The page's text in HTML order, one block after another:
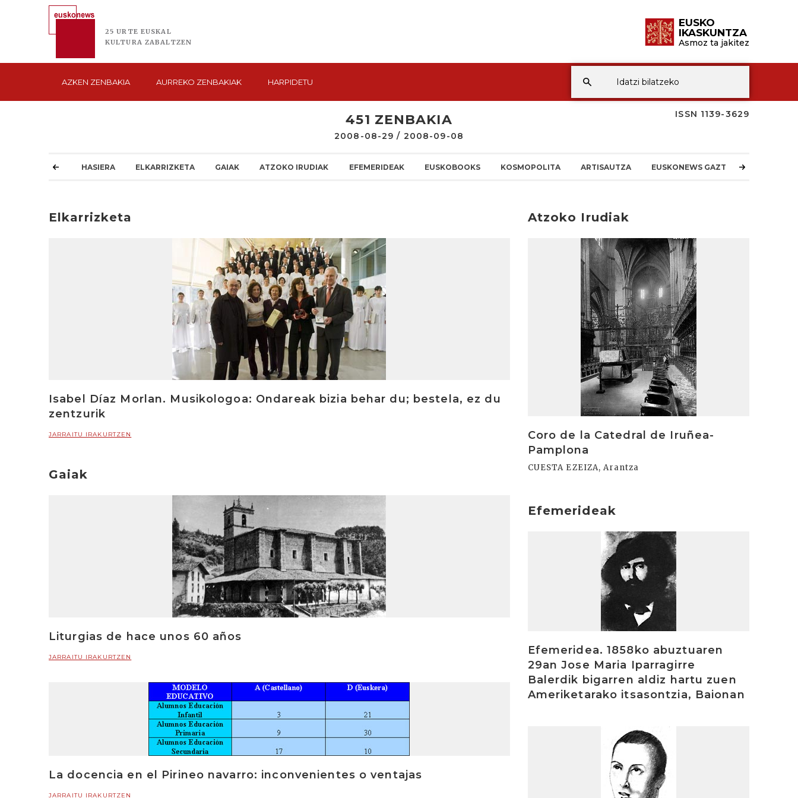
25 URTE EUSKAL
KULTURA ZABALTZEN
EUSKO
IKASKUNTZA
Asmoz ta jakitez
AZKEN ZENBAKIA AURREKO ZENBAKIAK HARPIDETU
ISSN 1139-3629
451 ZENBAKIA
2008-08-29 / 2008-09-08
HASIERA ELKARRIZKETA GAIAK ATZOKO IRUDIAK EFEMERIDEAK EUSKOBOOKS KOSMOPOLITA ARTISAUTZA EUSKONEWS GAZTEA
Elkarrizketa
Isabel Díaz Morlan. Musikologoa: Ondareak bizia behar du; bestela, ez du
zentzurik
JARRAITU IRAKURTZEN
Gaiak
Liturgias de hace unos 60 años
JARRAITU IRAKURTZEN
La docencia en el Pirineo navarro: inconvenientes o ventajas
JARRAITU IRAKURTZEN
Atzoko Irudiak
Coro de la Catedral de Iruñea-
Pamplona
CUESTA EZEIZA, Arantza
Efemerideak
Efemeridea. 1858ko abuztuaren
29an Jose Maria Iparragirre
Balerdik bigarren aldiz hartu zuen
Ameriketarako itsasontzia, Baionan